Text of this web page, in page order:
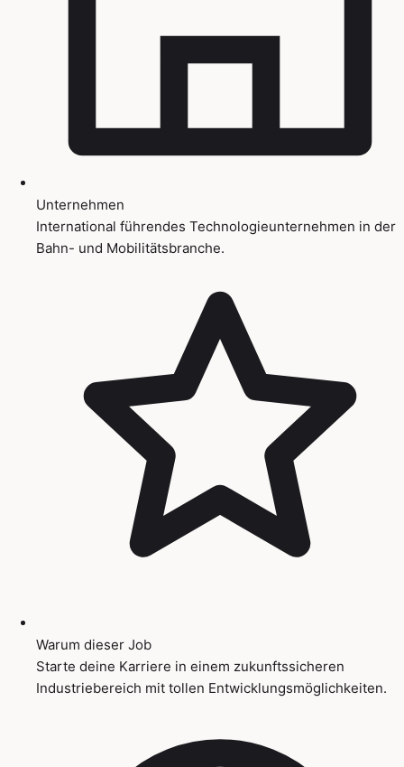
Unternehmen
International führendes Technologieunternehmen in der
Bahn- und Mobilitätsbranche.
Warum dieser Job
Starte deine Karriere in einem zukunftssicheren
Industriebereich mit tollen Entwicklungsmöglichkeiten.